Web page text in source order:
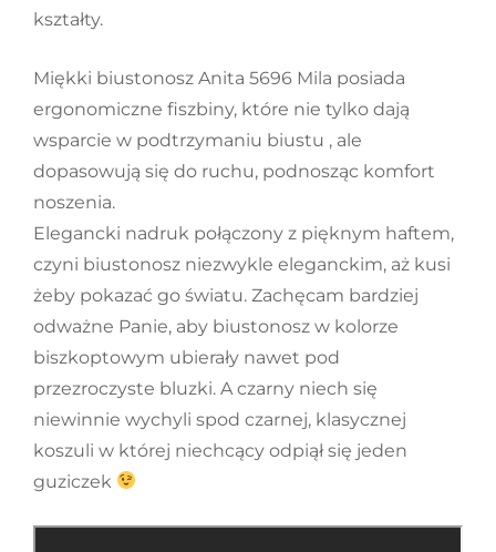
kształty.
Miękki biustonosz Anita 5696 Mila posiada
ergonomiczne fiszbiny, które nie tylko dają
wsparcie w podtrzymaniu biustu , ale
dopasowują się do ruchu, podnosząc komfort
noszenia.
Elegancki nadruk połączony z pięknym haftem,
czyni biustonosz niezwykle eleganckim, aż kusi
żeby pokazać go światu. Zachęcam bardziej
odważne Panie, aby biustonosz w kolorze
biszkoptowym ubierały nawet pod
przezroczyste bluzki. A czarny niech się
niewinnie wychyli spod czarnej, klasycznej
koszuli w której niechcący odpiął się jeden
guziczek